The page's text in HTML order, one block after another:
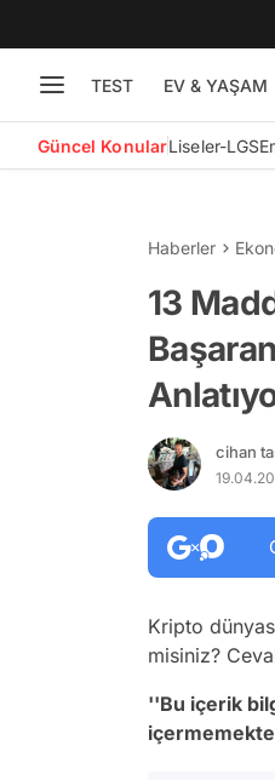
TEST EV & YAŞAM
Güncel KonularLiseler-LGS
Haberler
13
cihan
Kripto
misiniz?
''Bu içerik